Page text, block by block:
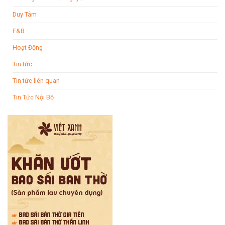
Duy Tâm
F&B
Hoạt Động
Tin tức
Tin tức liên quan
Tin Tức Nội Bộ